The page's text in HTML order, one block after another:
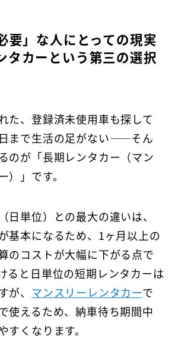
要」な人にとっての現実
カーという第三の選択
た、登録済未使用車も探して
まで生活の足がない——そん
のが「長期レンタカー（マン
）」です。
日単位）との最大の違いは、
基本になるため、1ヶ月以上の
のコストが大幅に下がる点で
ると日単位の短期レンタカーは
が、 マンスリーレンタカーで
使えるため、納車待ち期間中
すくなります。